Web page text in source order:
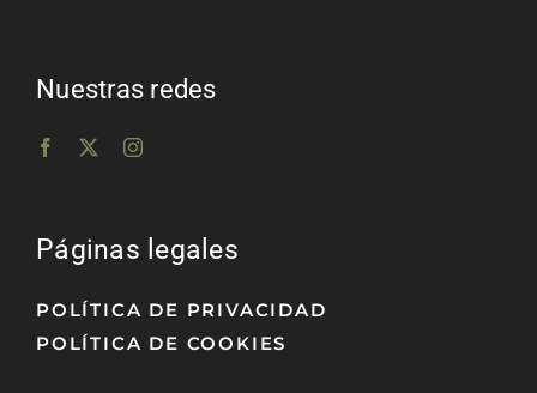
Nuestras redes
Páginas legales
POLÍTICA DE PRIVACIDAD
POLÍTICA DE COOKIES